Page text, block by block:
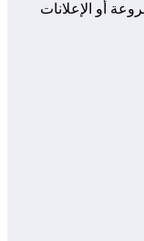
أو الإعلانات